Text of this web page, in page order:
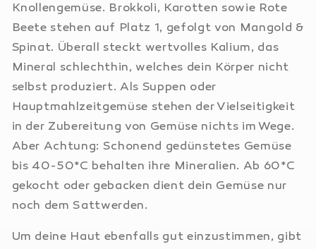
Knollengemüse. Brokkoli, Karotten sowie Rote
Beete stehen auf Platz 1, gefolgt von Mangold &
Spinat. Überall steckt wertvolles Kalium, das
Mineral schlechthin, welches dein Körper nicht
selbst produziert. Als Suppen oder
Hauptmahlzeitgemüse stehen der Vielseitigkeit
in der Zubereitung von Gemüse nichts im Wege.
Aber Achtung: Schonend gedünstetes Gemüse
bis 40-50*C behalten ihre Mineralien. Ab 60*C
gekocht oder gebacken dient dein Gemüse nur
noch dem Sattwerden.
Um deine Haut ebenfalls gut einzustimmen, gibt